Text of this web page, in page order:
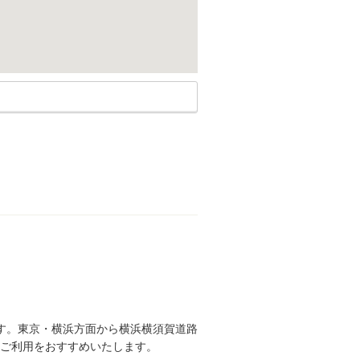
東京・横浜方面から横浜横須賀道路
利用をおすすめいたします。